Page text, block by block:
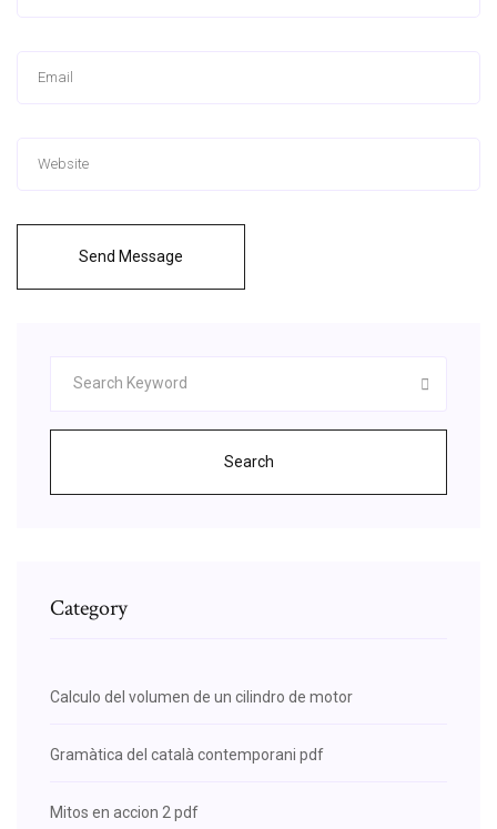
Send Message
Search
Category
Calculo del volumen de un cilindro de motor
Gramàtica del català contemporani pdf
Mitos en accion 2 pdf